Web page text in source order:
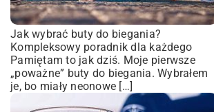
Jak wybrać buty do biegania?
Kompleksowy poradnik dla każdego
Pamiętam to jak dziś. Moje pierwsze
„poważne” buty do biegania. Wybrałem
je, bo miały neonowe […]